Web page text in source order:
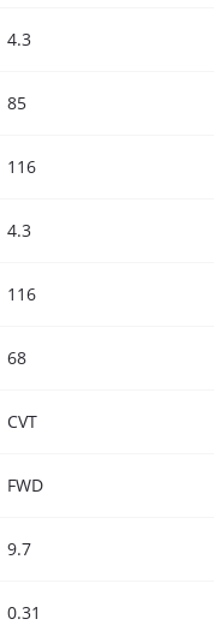
4.3
85
116
4.3
116
68
CVT
FWD
9.7
0.31